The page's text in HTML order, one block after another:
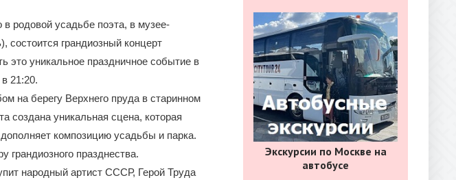
в родовой усадьбе поэта, в музее-
состоится грандиозный концерт
это уникальное праздничное событие в
21:20.
на берегу Верхнего пруда в старинном
создана уникальная сцена, которая
композицию усадьбы и парка.
празднества.
народный артист СССР, Герой Труда
Экскурсии по Москве на
автобусе